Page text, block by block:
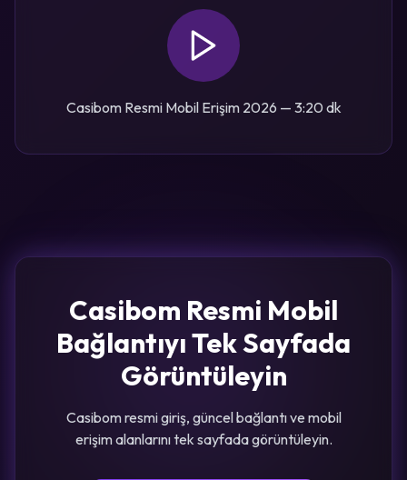
Casibom Resmi Mobil Erişim 2026 — 3:20 dk
Casibom Resmi Mobil
Bağlantıyı Tek Sayfada
Görüntüleyin
Casibom resmi giriş, güncel bağlantı ve mobil
erişim alanlarını tek sayfada görüntüleyin.